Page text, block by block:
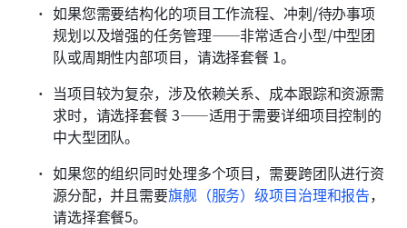
如果您需要结构化的项目工作流程、冲刺/待办事项
规划以及增强的任务管理——非常适合小型/中型团
队或周期性内部项目，请选择套餐 1。
当项目较为复杂，涉及依赖关系、成本跟踪和资源需
求时，请选择套餐 3——适用于需要详细项目控制的
中大型团队。
如果您的组织同时处理多个项目，需要跨团队进行资
源分配，并且需要旗舰（服务）级项目治理和报告，
请选择套餐5。